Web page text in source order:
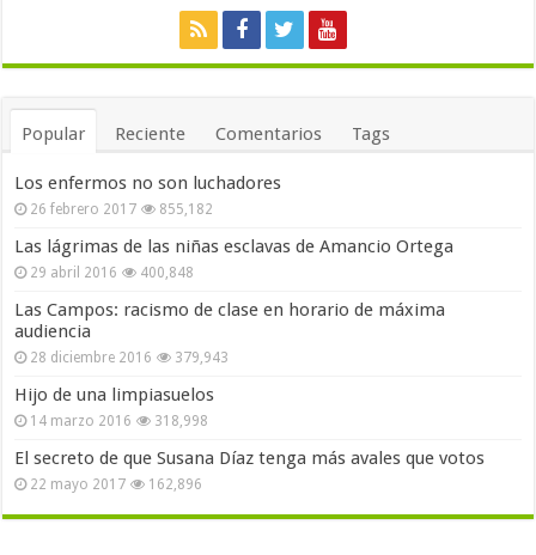
Popular Reciente Comentarios Tags
Los enfermos no son luchadores
26 febrero 2017 855,182
Las lágrimas de las niñas esclavas de Amancio Ortega
29 abril 2016 400,848
Las Campos: racismo de clase en horario de máxima
audiencia
28 diciembre 2016 379,943
Hijo de una limpiasuelos
14 marzo 2016 318,998
El secreto de que Susana Díaz tenga más avales que votos
22 mayo 2017 162,896